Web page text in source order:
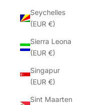
Seychelles
(EUR €)
Sierra Leona
(EUR €)
Singapur
(EUR €)
Sint Maarten